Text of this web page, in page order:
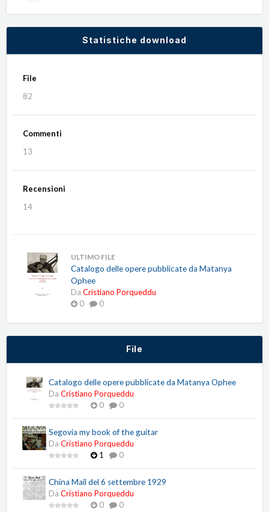
Statistiche download
File
82
Commenti
13
Recensioni
14
ULTIMO FILE
Catalogo delle opere pubblicate da Matanya
Ophee
Da Cristiano Porqueddu
0
0
File
Catalogo delle opere pubblicate da Matanya Ophee
Da Cristiano Porqueddu
0
0
Segovia my book of the guitar
Da Cristiano Porqueddu
1
0
China Mail del 6 settembre 1929
Da Cristiano Porqueddu
0
0